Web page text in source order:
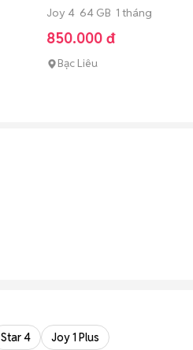
Joy 4 64 GB 1 tháng
850.000 đ
Bạc Liêu
Star 4 Joy 1 Plus